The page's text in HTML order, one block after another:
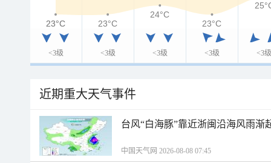
<3级 <3级 <3级 <3级 <3级
23°C
23°C 23°C
24°C
23°C
近期重大天气事件
台风“白海豚”靠近浙闽沿海风雨渐
中国天气网 2026-08-08 07:45